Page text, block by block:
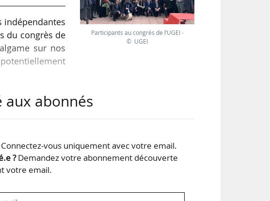
indépendantes
du congrès de
sur nos
Claire
la…
Participants au congrès de l’UGEI -
© UGEI
aux abonnés
vous uniquement avec votre email.
?Demandez votre abonnement découverte
votre email.